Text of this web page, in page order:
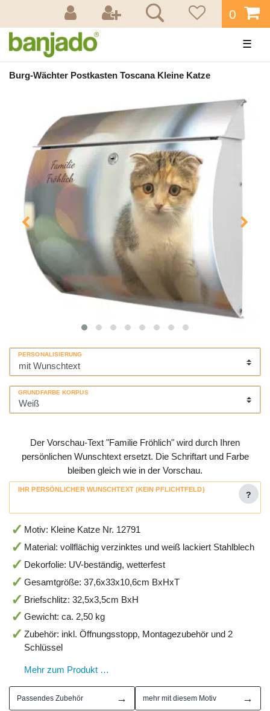
0
☰
Burg-Wächter Postkasten Toscana Kleine Katze
PERSONALISIERUNG
GRUNDFARBE KORPUS
Der Vorschau-Text "Familie Fröhlich" wird durch Ihren
persönlichen Wunschtext ersetzt. Die Schriftart und Farbe
bleiben gleich wie in der Vorschau.
IHR PERSÖNLICHER WUNSCHTEXT (KEIN PFLICHTFELD)
?
Motiv: Kleine Katze Nr. 12791
Material: vollflächig verzinktes und weiß lackiert Stahlblech
Dekorfolie: UV-beständig, wetterfest
Gesamtgröße: 37,6x33x10,6cm BxHxT
Briefschlitz: 32,5x3,5cm BxH
Gewicht: ca. 2,50 kg
Zubehör: inkl. Öffnungsstopp, Montagezubehör und 2
Schlüssel
Mehr zum Produkt …
Passendes Zubehör → mehr mit diesem Motiv →